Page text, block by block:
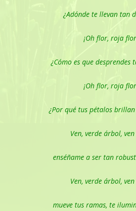
¿Adónde te llevan tan
¡Oh flor, roja
¿Cómo es que desprendes
¡Oh flor, roja
¿Por qué tus pétalos
Ven, verde árbol,
enséñame a ser tan
Ven, verde árbol,
mueve tus ramas, te